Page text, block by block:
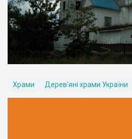
Храми Дерев'яні храми України